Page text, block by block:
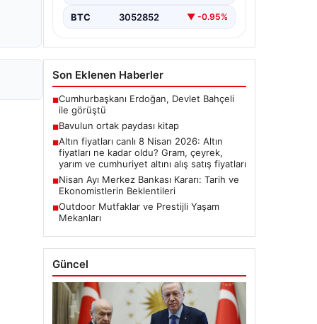
BTC 3052852 ▼ -0.95%
Son Eklenen Haberler
■Cumhurbaşkanı Erdoğan, Devlet Bahçeli
ile görüştü
■Bavulun ortak paydası kitap
■Altın fiyatları canlı 8 Nisan 2026: Altın
fiyatları ne kadar oldu? Gram, çeyrek,
yarım ve cumhuriyet altını alış satış fiyatları
■Nisan Ayı Merkez Bankası Kararı: Tarih ve
Ekonomistlerin Beklentileri
■Outdoor Mutfaklar ve Prestijli Yaşam
Mekanları
Güncel